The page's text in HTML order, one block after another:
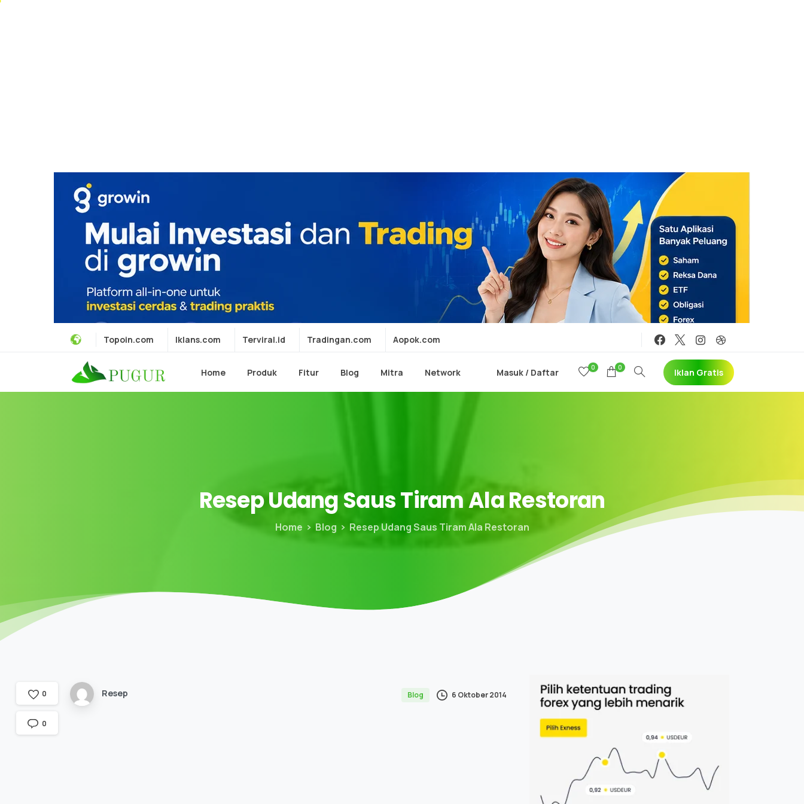
Topoin.com Iklans.com Terviral.id Tradingan.com Aopok.com
Home Produk Fitur Blog Mitra Network Masuk / Daftar 0 0 Iklan Gratis
ResepUdangSausTiramAlaRestoran
Home Blog Resep Udang Saus Tiram Ala Restoran
Resep Blog 6 Oktober 2014
0
0